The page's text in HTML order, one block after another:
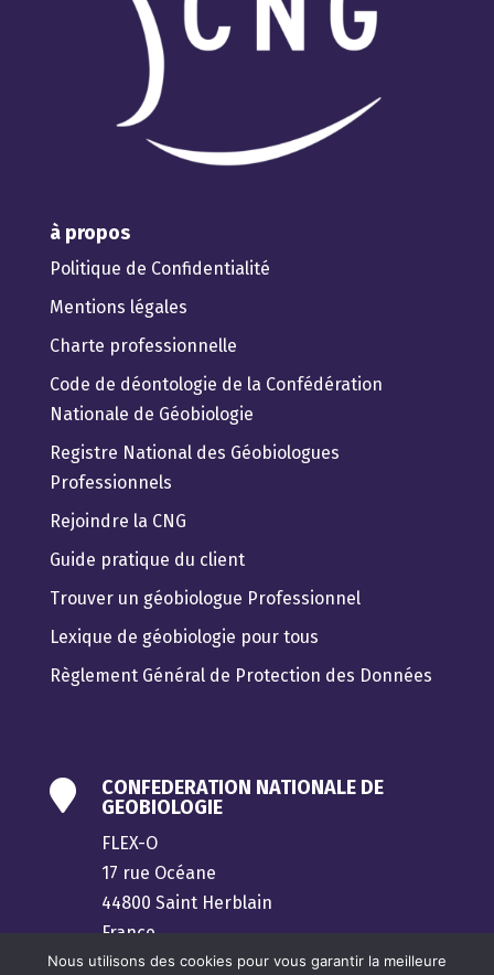
à propos
Politique de Confidentialité
Mentions légales
Charte professionnelle
Code de déontologie de la Confédération
Nationale de Géobiologie
Registre National des Géobiologues
Professionnels
Rejoindre la CNG
Guide pratique du client
Trouver un géobiologue Professionnel
Lexique de géobiologie pour tous
Règlement Général de Protection des Données

CONFEDERATION NATIONALE DE
GEOBIOLOGIE
FLEX-O
17 rue Océane
44800 Saint Herblain
France
Nous utilisons des cookies pour vous garantir la meilleure